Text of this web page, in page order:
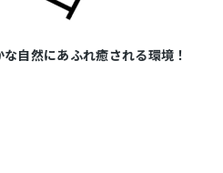
自然にあふれ癒される環境！